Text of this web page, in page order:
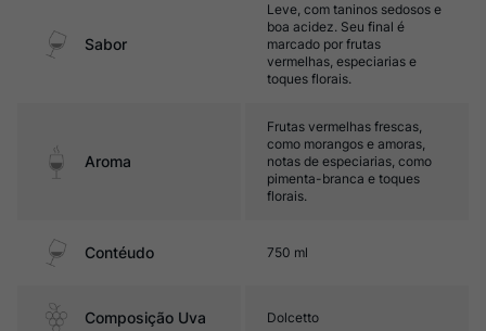
Sabor
Leve, com taninos sedosos e
boa acidez. Seu final é
marcado por frutas
vermelhas, especiarias e
toques florais.
Aroma
Frutas vermelhas frescas,
como morangos e amoras,
notas de especiarias, como
pimenta-branca e toques
florais.
Contéudo 750 ml
Composição Uva Dolcetto